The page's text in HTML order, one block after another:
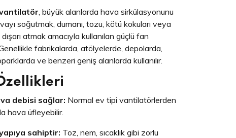
, büyük alanlarda hava sirkülasyonunu
soğutmak, dumanı, tozu, kötü kokuları veya
dışarı atmak amacıyla kullanılan güçlü fan
fabrikalarda, atölyelerde, depolarda,
ve benzeri geniş alanlarda kullanılır.
debisi sağlar: Normal ev tipi vantilatörlerden
hava üfleyebilir.
sahiptir: Toz, nem, sıcaklık gibi zorlu